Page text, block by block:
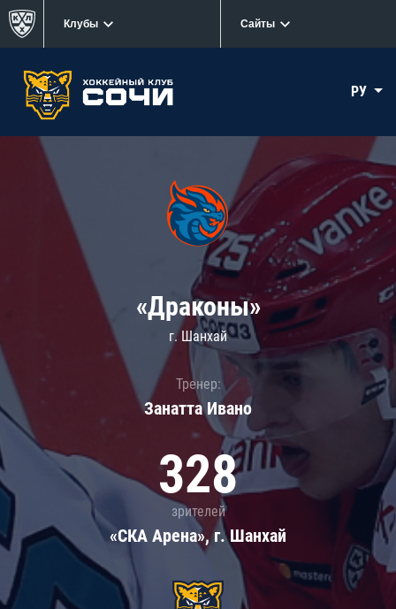
Клубы Сайты
РУ
«Драконы»
г. Шанхай
Тренер:
Занатта Иванo
328
зрителей
«СКА Арена», г. Шанхай